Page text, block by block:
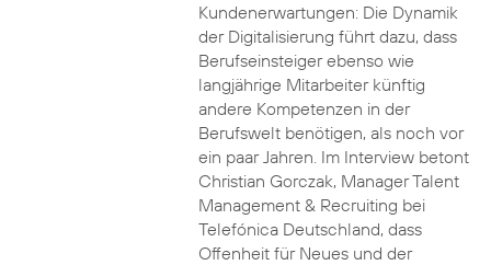
Kundenerwartungen: Die Dynamik
der Digitalisierung führt dazu, dass
Berufseinsteiger ebenso wie
langjährige Mitarbeiter künftig
andere Kompetenzen in der
Berufswelt benötigen, als noch vor
ein paar Jahren. Im Interview betont
Christian Gorczak, Manager Talent
Management & Recruiting bei
Telefónica Deutschland, dass
Offenheit für Neues und der